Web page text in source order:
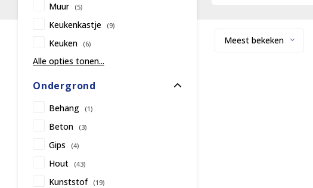
Muur (5)
Keukenkastje (9)
Keuken (6)
Alle opties tonen...
Ondergrond
Behang (1)
Beton (3)
Gips (4)
Hout (43)
Kunststof (19)
Meest bekeken